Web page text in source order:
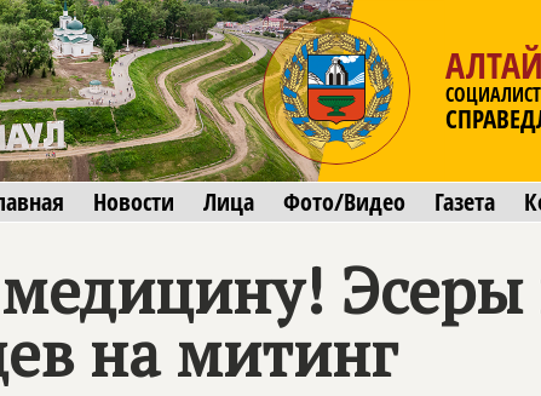
Новости Лица Фото/Видео Газета
на митинг